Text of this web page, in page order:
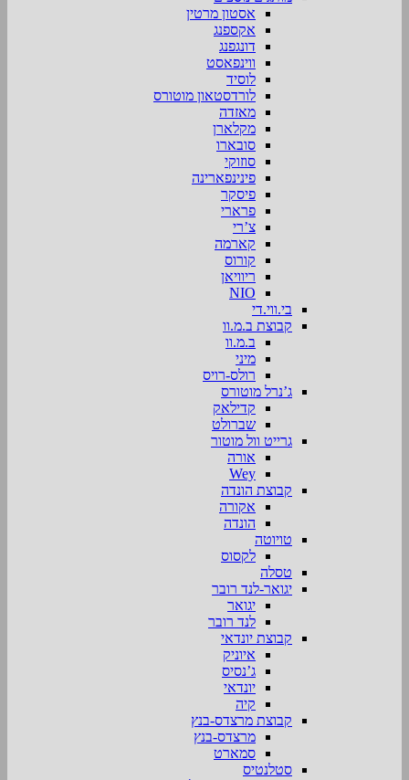
אסטון מרטין
אקספנג
דונגפנג
ווינפאסט
לוסיד
לורדסטאון מוטורס
מאזדה
מקלארן
סובארו
סוזוקי
פינינפארינה
פיסקר
פרארי
צ’רי
קארמה
קורוס
ריוויאן
NIO
בי.ווי.די
קבוצת ב.מ.וו
ב.מ.וו
מיני
רולס-רויס
ג’נרל מוטורס
קדילאק
שברולט
גרייט וול מוטור
אורה
Wey
קבוצת הונדה
אקורה
הונדה
טויוטה
לקסוס
טסלה
יגואר-לנד רובר
יגואר
לנד רובר
קבוצת יונדאי
איוניק
ג’נסיס
יונדאי
קיה
קבוצת מרצדס-בנץ
מרצדס-בנץ
סמארט
סטלנטיס